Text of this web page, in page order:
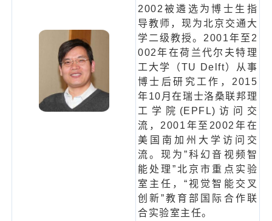
2002被遴选为博士生指
导教师，现为北京交通大
学二级教授。2001年至2
002年在荷兰代尔夫特理
工大学（TU Delft）从事
博士后研究工作，2015
年10月在瑞士洛桑联邦理
工学院(EPFL)访问交
流，2001年至2002年在
美国南加州大学访问交
流。现为”科幻音视频智
能处理”北京市重点实验
室主任，“视觉智能交叉
创新”教育部国际合作联
合实验室主任。